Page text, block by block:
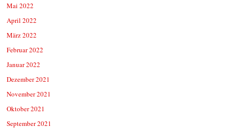
Mai 2022
April 2022
März 2022
Februar 2022
Januar 2022
Dezember 2021
November 2021
Oktober 2021
September 2021